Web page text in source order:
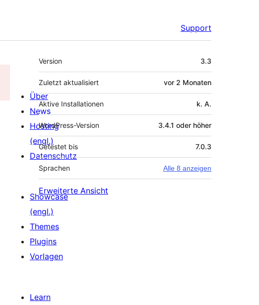
Support
Meta
Version 3.3
Zuletzt aktualisiert vor 2 Monaten
Aktive Installationen k. A.
WordPress-Version 3.4.1 oder höher
Getestet bis 7.0.3
Sprachen Alle 8 anzeigen
Erweiterte Ansicht
Über
News
Hosting
(engl.)
Datenschutz
Showcase
(engl.)
Themes
Plugins
Vorlagen
Learn